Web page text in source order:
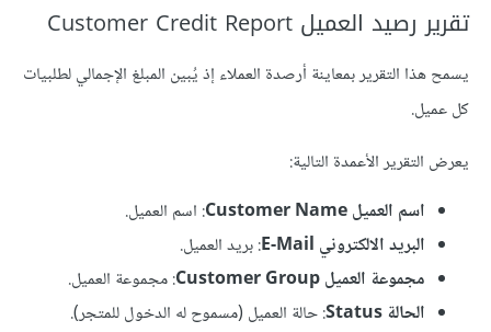
تقرير رصيد العميل Customer Credit Report
يسمح هذا التقرير بمعاينة أرصدة العملاء إذ يُبين المبلغ الإجمالي لطلبيات
كل عميل.
يعرض التقرير الأعمدة التالية:
اسم العميل Customer Name
: اسم العميل.
البريد الالكتروني E-Mail
: بريد العميل.
مجموعة العميل Customer Group
: مجموعة العميل.
الحالة Status
: حالة العميل (مسموح له الدخول للمتجر).